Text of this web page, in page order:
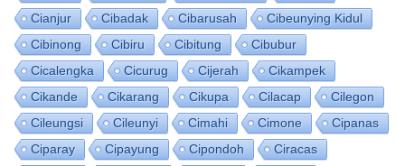
Cianjur
Cibadak Cibarusah
Cibeunying Kidul
Cibinong
Cibiru Cibitung
Cibubur
Cicalengka
Cicurug Cijerah
Cikampek
Cikande
Cikarang Cikupa Cilacap
Cilegon
Cileungsi
Cileunyi Cimahi Cimone
Cipanas
Ciparay
Cipayung Cipondoh
Ciracas